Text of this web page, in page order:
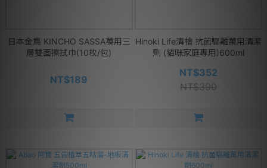
日本金鳥 KINCHO SASSA萬用三
層雙面擦拭巾(10枚/包)
NT$189
Hinoki Life清檜 抗菌驅離萬用清潔
劑 (貓咪家庭專用)600ml
NT$352
NT$390